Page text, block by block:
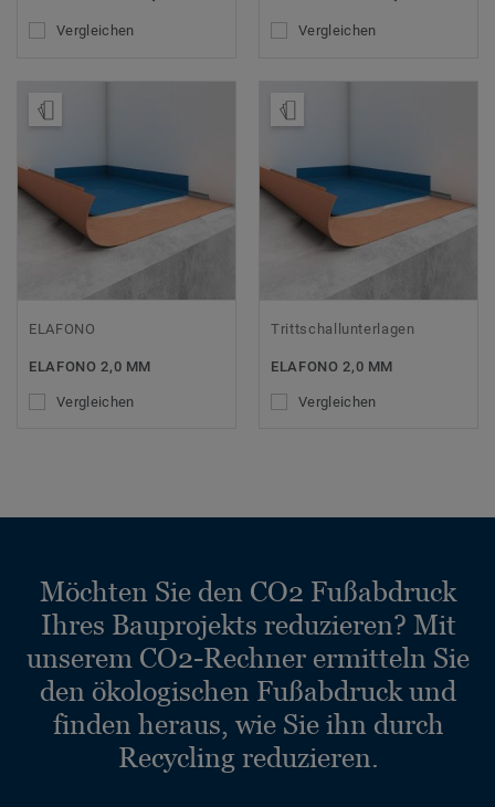
Vergleichen Vergleichen
ELAFONO
ELAFONO 2,0 MM
Vergleichen
Trittschallunterlagen
ELAFONO 2,0 MM
Vergleichen
Möchten Sie den CO2 Fußabdruck
Ihres Bauprojekts reduzieren? Mit
unserem CO2-Rechner ermitteln Sie
den ökologischen Fußabdruck und
finden heraus, wie Sie ihn durch
Recycling reduzieren.